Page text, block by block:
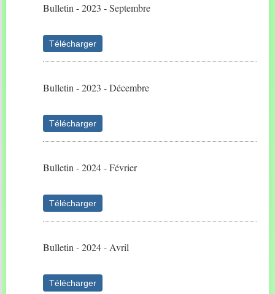
Bulletin - 2023 - Septembre
Télécharger
Bulletin - 2023 - Décembre
Télécharger
Bulletin - 2024 - Février
Télécharger
Bulletin - 2024 - Avril
Télécharger